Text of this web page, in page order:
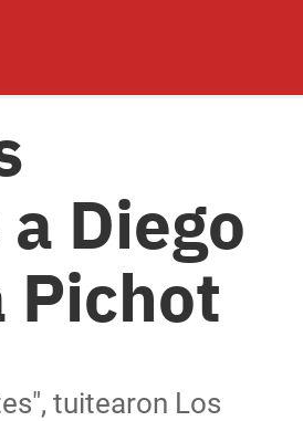
Diego
Pichot
tuitearon Los